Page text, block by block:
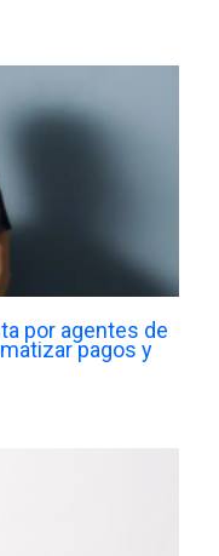
por agentes de
pagos y